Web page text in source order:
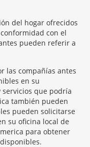
del hogar ofrecidos
con el
pueden referir a
las compañías antes
en su
que podría
también pueden
pueden solicitarse
su oficina local de
para obtener